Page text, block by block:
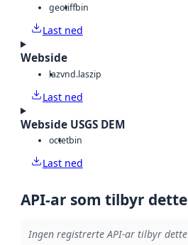
geotiffbin
Last ned
Webside
lazvnd.laszip
Last ned
Webside USGS DEM
octetbin
Last ned
API-ar som tilbyr
Ingen registrerte API-ar tilbyr